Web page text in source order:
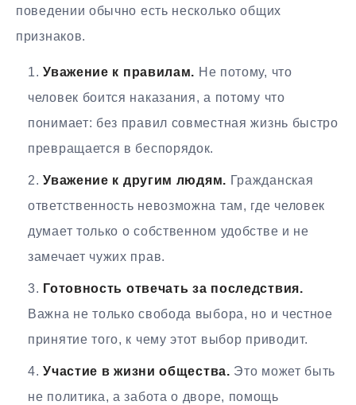
поведении обычно есть несколько общих
признаков.
Уважение к правилам. Не потому, что
человек боится наказания, а потому что
понимает: без правил совместная жизнь быстро
превращается в беспорядок.
Уважение к другим людям. Гражданская
ответственность невозможна там, где человек
думает только о собственном удобстве и не
замечает чужих прав.
Готовность отвечать за последствия.
Важна не только свобода выбора, но и честное
принятие того, к чему этот выбор приводит.
Участие в жизни общества. Это может быть
не политика, а забота о дворе, помощь